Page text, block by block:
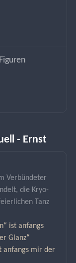
- Ernst
Verbündeter
die Kryo-
Tanz
ist anfangs
Glanz“
anfangs mir der